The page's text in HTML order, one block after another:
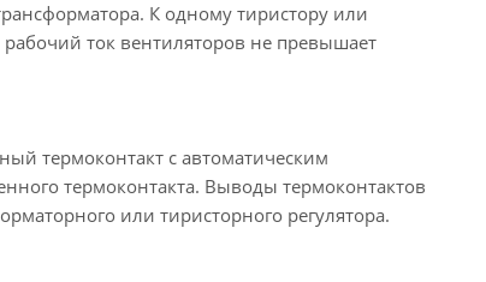
К одному тиристору или
ток вентиляторов не превышает
термоконтакт с автоматическим
термоконтакта. Выводы термоконтактов
или тиристорного регулятора.